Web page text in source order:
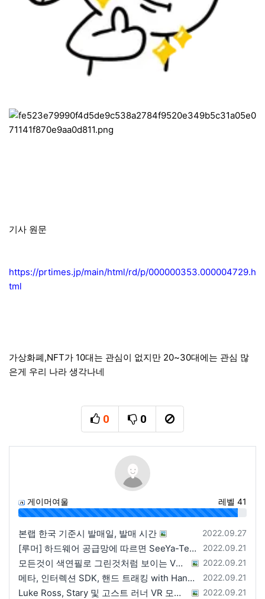
기사 원문
https://prtimes.jp/main/html/rd/p/000000353.000004729.h
tml
가상화폐,NFT가 10대는 관심이 없지만 20~30대에는 관심 많
은게 우리 나라 생각나네
0
추천
0
비추천신고
게이머여울 레벨 41
96%
등록일
2022.09.27
본랩 한국 기준시 발매일, 발매 시간
등록일
2022.09.21
[루머] 하드웨어 공급망에 따르면 SeeYa-Tech가 Apple에 여러 번 uOLED 샘플을 보냄
등록일
2022.09.21
모든것이 색연필로 그린것처럼 보이는 VRChat 월드
등록일
2022.09.21
메타, 인터렉션 SDK, 핸드 트래킹 with Hands 2.1에 대한 강연 예정
등록일
2022.09.21
Luke Ross, Stary 및 고스트 러너 VR 모드 공개